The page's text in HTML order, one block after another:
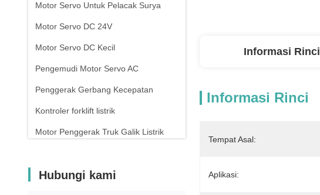
Motor Servo Untuk Pelacak Surya
Motor Servo DC 24V
Motor Servo DC Kecil
Pengemudi Motor Servo AC
Penggerak Gerbang Kecepatan
Kontroler forklift listrik
Motor Penggerak Truk Galik Listrik
Hubungi kami
Informasi Rinci
Informasi Rinci
Tempat Asal:
Aplikasi: